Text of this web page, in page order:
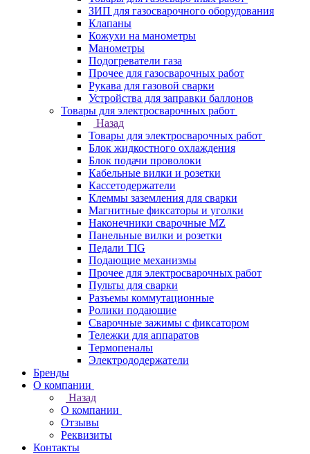
ЗИП для газосварочного оборудования
Клапаны
Кожухи на манометры
Манометры
Подогреватели газа
Прочее для газосварочных работ
Рукава для газовой сварки
Устройства для заправки баллонов
Товары для электросварочных работ
Назад
Товары для электросварочных работ
Блок жидкостного охлаждения
Блок подачи проволоки
Кабельные вилки и розетки
Кассетодержатели
Клеммы заземления для сварки
Магнитные фиксаторы и уголки
Наконечники сварочные MZ
Панельные вилки и розетки
Педали TIG
Подающие механизмы
Прочее для электросварочных работ
Пульты для сварки
Разъемы коммутационные
Ролики подающие
Сварочные зажимы с фиксатором
Тележки для аппаратов
Термопеналы
Электрододержатели
Бренды
О компании
Назад
О компании
Отзывы
Реквизиты
Контакты